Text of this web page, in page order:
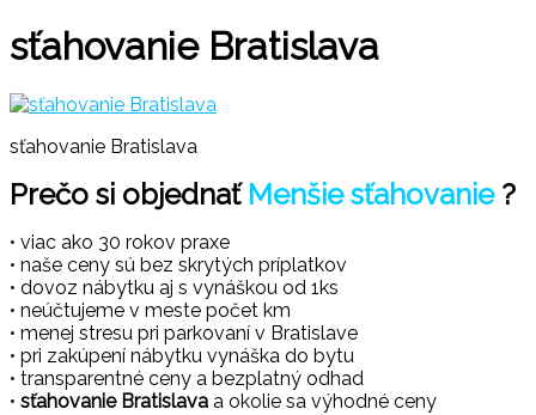
sťahovanie Bratislava
sťahovanie Bratislava
Prečo si objednať Menšie sťahovanie ?
• viac ako 30 rokov praxe
• naše ceny sú bez skrytých príplatkov
• dovoz nábytku aj s vynáškou od 1ks
• neúčtujeme v meste počet km
• menej stresu pri parkovaní v Bratislave
• pri zakúpení nábytku vynáška do bytu
• transparentné ceny a bezplatný odhad
• sťahovanie Bratislava a okolie sa výhodné ceny